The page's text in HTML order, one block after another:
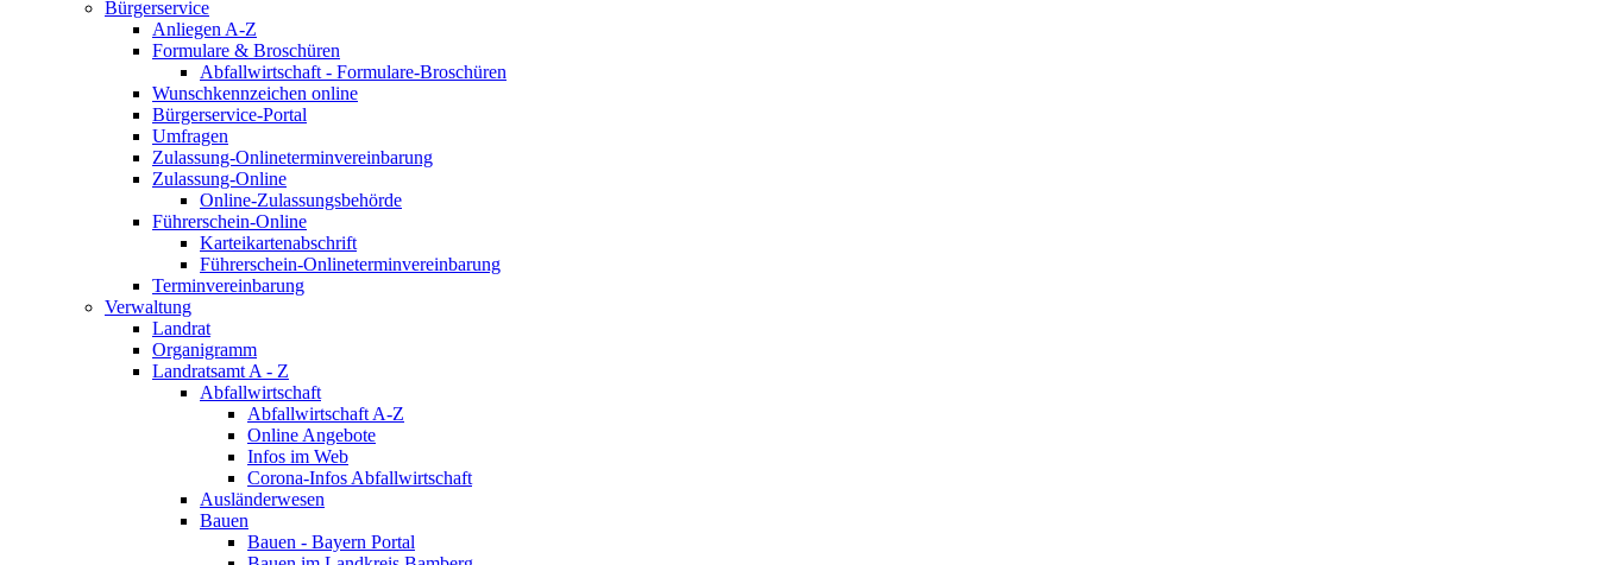
Bürgerservice
Anliegen A-Z
Formulare & Broschüren
Abfallwirtschaft - Formulare-Broschüren
Wunschkennzeichen online
Bürgerservice-Portal
Umfragen
Zulassung-Onlineterminvereinbarung
Zulassung-Online
Online-Zulassungsbehörde
Führerschein-Online
Karteikartenabschrift
Führerschein-Onlineterminvereinbarung
Terminvereinbarung
Verwaltung
Landrat
Organigramm
Landratsamt A - Z
Abfallwirtschaft
Abfallwirtschaft A-Z
Online Angebote
Infos im Web
Corona-Infos Abfallwirtschaft
Ausländerwesen
Bauen
Bauen - Bayern Portal